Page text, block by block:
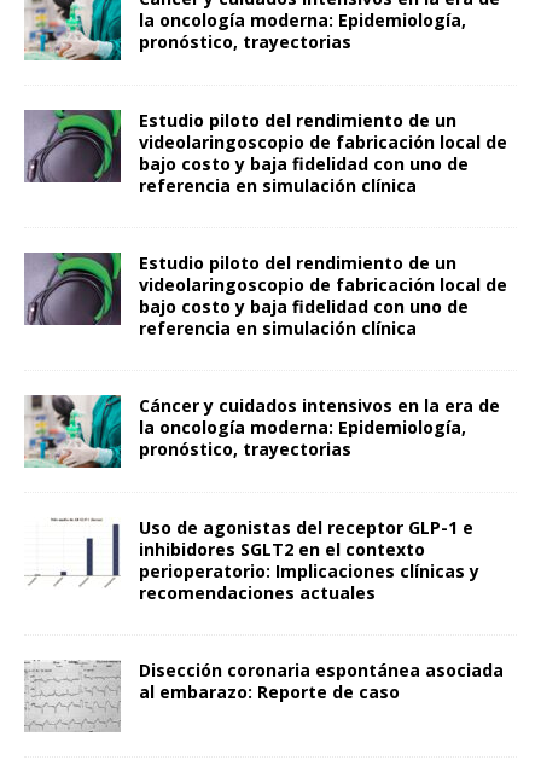
la oncología moderna: Epidemiología,
pronóstico, trayectorias
Estudio piloto del rendimiento de un
videolaringoscopio de fabricación local de
bajo costo y baja fidelidad con uno de
referencia en simulación clínica
Estudio piloto del rendimiento de un
videolaringoscopio de fabricación local de
bajo costo y baja fidelidad con uno de
referencia en simulación clínica
Cáncer y cuidados intensivos en la era de
la oncología moderna: Epidemiología,
pronóstico, trayectorias
Uso de agonistas del receptor GLP-1 e
inhibidores SGLT2 en el contexto
perioperatorio: Implicaciones clínicas y
recomendaciones actuales
Disección coronaria espontánea asociada
al embarazo: Reporte de caso